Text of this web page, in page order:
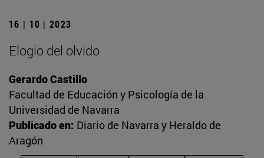
16 | 10 | 2023
Elogio del olvido
Gerardo Castillo
Facultad de Educación y Psicología de la
Universidad de Navarra
Publicado en: Diario de Navarra y Heraldo de
Aragón